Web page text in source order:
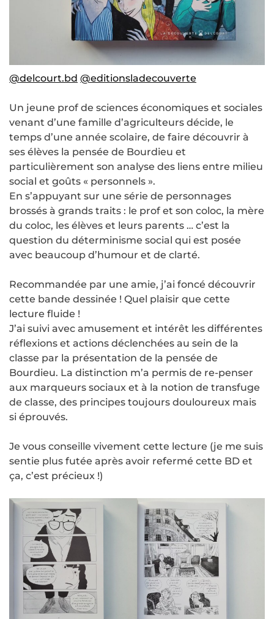
@delcourt.bd @editionsladecouverte
Un jeune prof de sciences économiques et sociales
venant d’une famille d’agriculteurs décide, le
temps d’une année scolaire, de faire découvrir à
ses élèves la pensée de Bourdieu et
particulièrement son analyse des liens entre milieu
social et goûts « personnels ».
En s’appuyant sur une série de personnages
brossés à grands traits : le prof et son coloc, la mère
du coloc, les élèves et leurs parents … c’est la
question du déterminisme social qui est posée
avec beaucoup d’humour et de clarté.
Recommandée par une amie, j’ai foncé découvrir
cette bande dessinée ! Quel plaisir que cette
lecture fluide !
J’ai suivi avec amusement et intérêt les différentes
réflexions et actions déclenchées au sein de la
classe par la présentation de la pensée de
Bourdieu. La distinction m’a permis de re-penser
aux marqueurs sociaux et à la notion de transfuge
de classe, des principes toujours douloureux mais
si éprouvés.
Je vous conseille vivement cette lecture (je me suis
sentie plus futée après avoir refermé cette BD et
ça, c’est précieux !)